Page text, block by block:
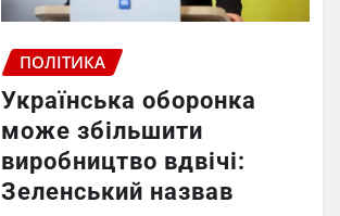
ПОЛІТИКА
Українська оборонка
може збільшити
виробництво вдвічі:
Зеленський назвав